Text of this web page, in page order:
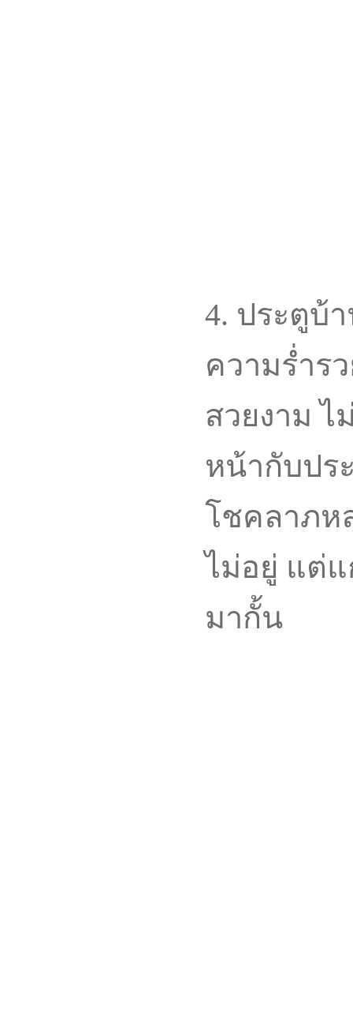
4. ประตูบ้
ความร่ำร
สวยงาม ไ
หน้ากับปร
โชคลาภห
ไม่อยู่ แต่
มากั้น